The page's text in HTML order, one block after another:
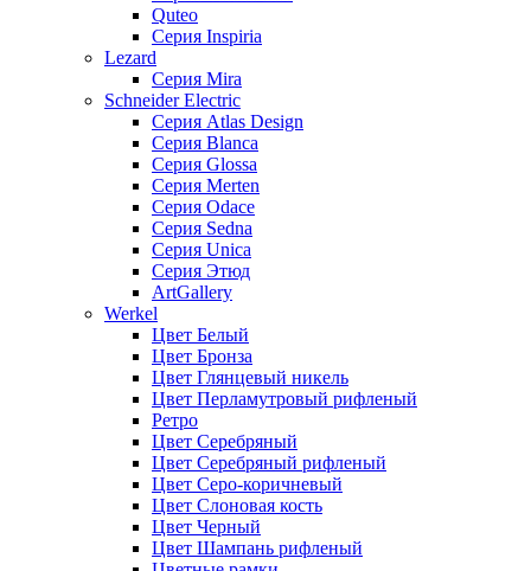
Quteo
Серия Inspiria
Lezard
Серия Mira
Schneider Electric
Серия Atlas Design
Серия Blanca
Серия Glossa
Серия Merten
Серия Odace
Серия Sedna
Серия Unica
Серия Этюд
ArtGallery
Werkel
Цвет Белый
Цвет Бронза
Цвет Глянцевый никель
Цвет Перламутровый рифленый
Ретро
Цвет Серебряный
Цвет Серебряный рифленый
Цвет Серо-коричневый
Цвет Слоновая кость
Цвет Черный
Цвет Шампань рифленый